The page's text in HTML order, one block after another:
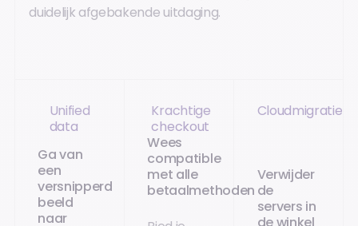
duidelijk afgebakende uitdaging.
Unified
data
Ga van
een
versnipperd
beeld
naar
Krachtige
checkout
Wees
compatible
met alle
betaalmethoden
Cloudmigratie
Verwijder
de
servers in
de winkel